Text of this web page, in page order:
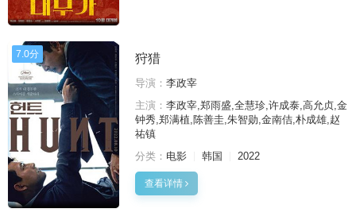
7.0分 狩猎
导演： 李政宰
主演： 李政宰,郑雨盛,全慧珍,许成泰,高允贞,金
钟秀,郑满植,陈善圭,朱智勋,金南佶,朴成雄,赵
祐镇
分类： 电影 韩国 2022
查看详情